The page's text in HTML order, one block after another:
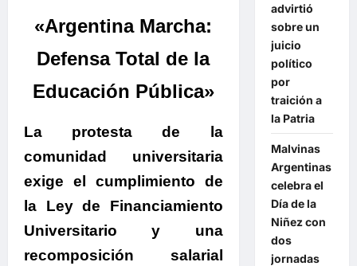
«Argentina Marcha:
Defensa Total de la
Educación Pública»
La protesta de la
comunidad universitaria
exige el cumplimiento de
la Ley de Financiamiento
Universitario y una
recomposición salarial
advirtió
sobre un
juicio
político
por
traición a
la Patria
Malvinas
Argentinas
celebra el
Día de la
Niñez con
dos
jornadas